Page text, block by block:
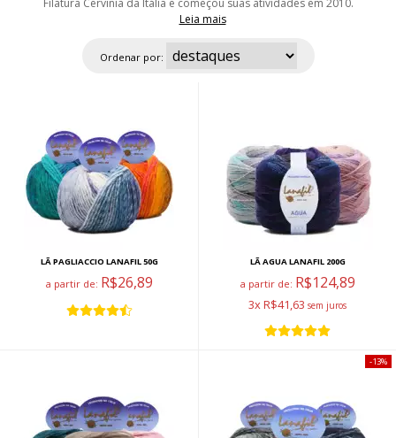
Filatura Cervinia da Itália e começou suas atividades em 2010.
Leia mais
são amplamente estudadas por profissionais altamente qualificados na
Europa, onde a moda é extremamente exigente. Nossos produtos
Ordenar por:
LÃ PAGLIACCIO LANAFIL 50G
a partir de: R$26,89
LÃ AGUA LANAFIL 200G
a partir de: R$124,89
3x R$41,63
13%